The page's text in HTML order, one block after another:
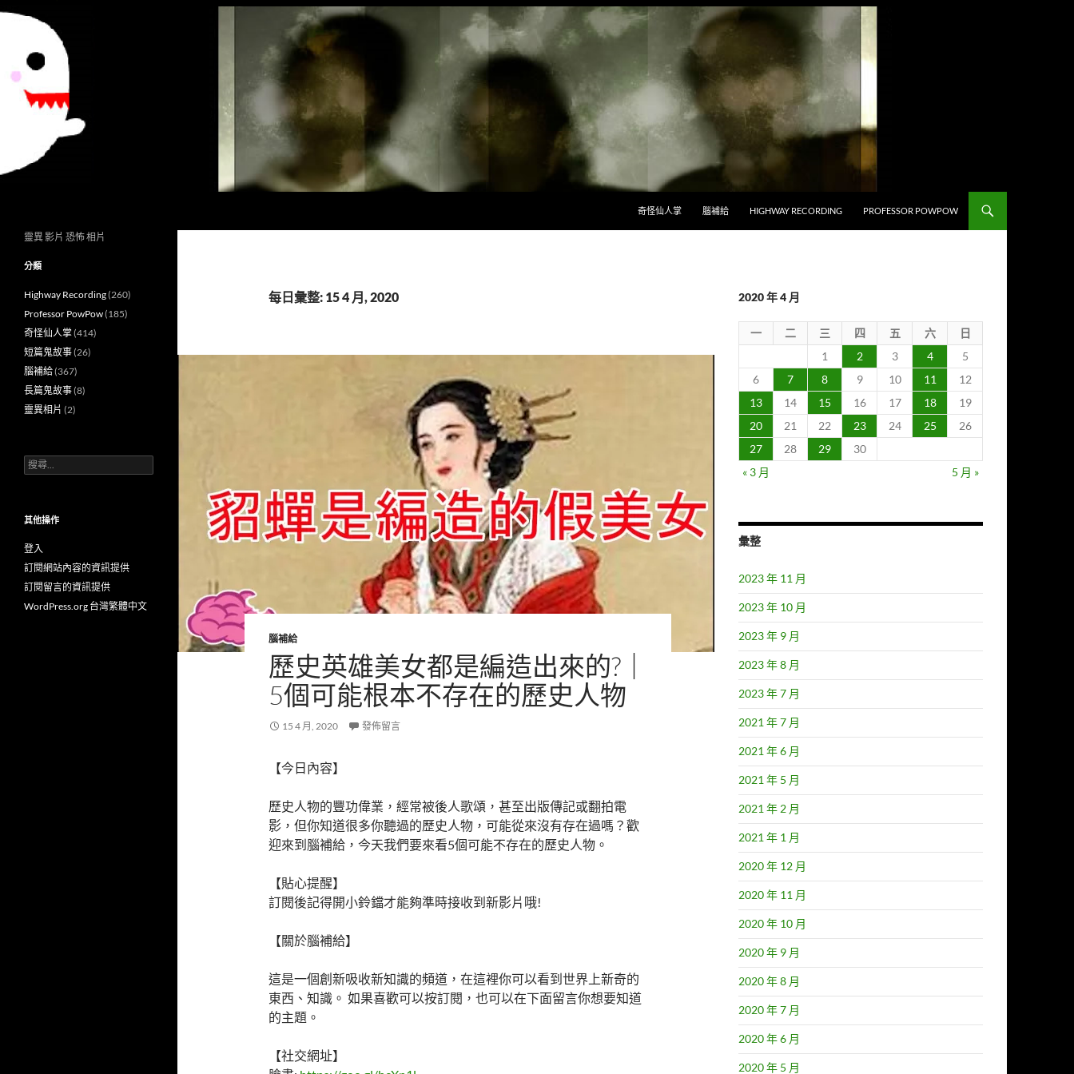
奇怪仙人掌
腦補給 HIGHWAY RECORDING PROFESSOR POWPOW
每日彙整: 15 4 月, 2020
腦補給
歷史英雄美女都是編造出來的?｜
5個可能根本不存在的歷史人物
15 4 月, 2020 發佈留言
【今日內容】
歷史人物的豐功偉業，經常被後人歌頌，甚至出版傳記或翻拍電
影，但你知道很多你聽過的歷史人物，可能從來沒有存在過嗎？歡
迎來到腦補給，今天我們要來看5個可能不存在的歷史人物。
【貼心提醒】
訂閱後記得開小鈴鐺才能夠準時接收到新影片哦!
【關於腦補給】
這是一個創新吸收新知識的頻道，在這裡你可以看到世界上新奇的
東西、知識。 如果喜歡可以按訂閱，也可以在下面留言你想要知道
的主題。
【社交網址】
2020 年 4 月
一 二 三 四 五 六
日
1
2 3 4
5
6
7 8 9 10 11
12
13
14 15 16 17 18
19
20
21 22 23 24 25
26
27
28 29
30
« 3 月
5 月 »
彙整
2023 年 11 月
2023 年 10 月
2023 年 9 月
2023 年 8 月
2023 年 7 月
2021 年 7 月
2021 年 6 月
2021 年 5 月
2021 年 2 月
2021 年 1 月
2020 年 12 月
2020 年 11 月
2020 年 10 月
2020 年 9 月
2020 年 8 月
2020 年 7 月
2020 年 6 月
2020 年 5 月
靈異 影片 恐怖 相片
分類
Highway Recording(260)
Professor PowPow(185)
奇怪仙人掌(414)
短篇鬼故事(26)
腦補給(367)
長篇鬼故事(8)
靈異相片 (2)
搜
尋
字:
其他操作
登入
訂閱網站內容的資訊提供
訂閱留言的資訊提供
WordPress.org 台灣繁體中文